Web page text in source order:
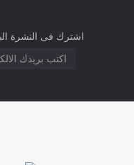
اشترك فى النشرة